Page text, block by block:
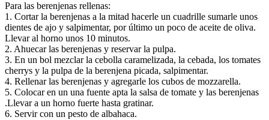
Para las berenjenas rellenas:
1. Cortar la berenjenas a la mitad hacerle un cuadrille sumarle unos
dientes de ajo y salpimentar, por último un poco de aceite de oliva.
Llevar al horno unos 10 minutos.
2. Ahuecar las berenjenas y reservar la pulpa.
3. En un bol mezclar la cebolla caramelizada, la cebada, los tomates
cherrys y la pulpa de la berenjena picada, salpimentar.
4. Rellenar las berenjenas y agregarle los cubos de mozzarella.
5. Colocar en un una fuente apta la salsa de tomate y las berenjenas
.Llevar a un horno fuerte hasta gratinar.
6. Servir con un pesto de albahaca.